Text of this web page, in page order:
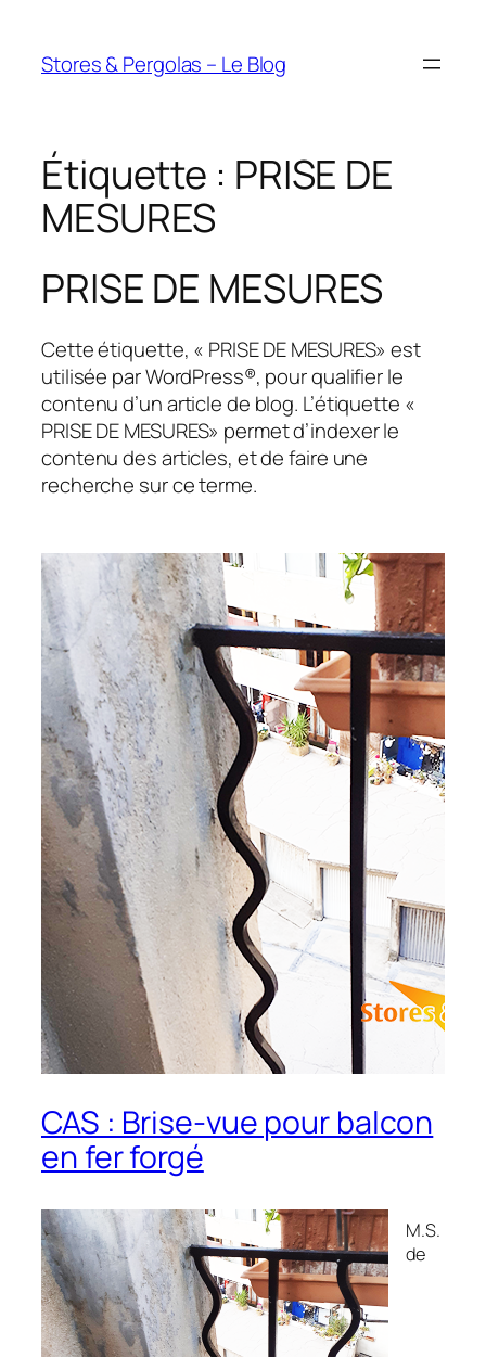
contenu
Stores & Pergolas – Le Blog
Étiquette : PRISE DE
MESURES
PRISE DE MESURES
Cette étiquette, « PRISE DE MESURES» est
utilisée par WordPress®, pour qualifier le
contenu d’un article de blog. L’étiquette «
PRISE DE MESURES» permet d’indexer le
contenu des articles, et de faire une
recherche sur ce terme.
CAS : Brise-vue pour balcon
en fer forgé
M.S.
de